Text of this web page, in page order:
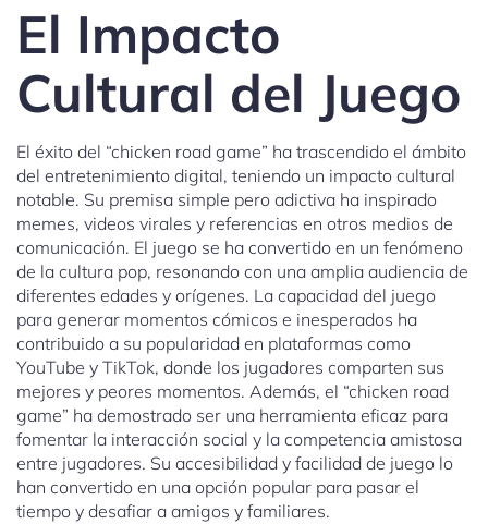
El Impacto
Cultural del Juego
El éxito del “chicken road game” ha trascendido el ámbito
del entretenimiento digital, teniendo un impacto cultural
notable. Su premisa simple pero adictiva ha inspirado
memes, videos virales y referencias en otros medios de
comunicación. El juego se ha convertido en un fenómeno
de la cultura pop, resonando con una amplia audiencia de
diferentes edades y orígenes. La capacidad del juego
para generar momentos cómicos e inesperados ha
contribuido a su popularidad en plataformas como
YouTube y TikTok, donde los jugadores comparten sus
mejores y peores momentos. Además, el “chicken road
game” ha demostrado ser una herramienta eficaz para
fomentar la interacción social y la competencia amistosa
entre jugadores. Su accesibilidad y facilidad de juego lo
han convertido en una opción popular para pasar el
tiempo y desafiar a amigos y familiares.